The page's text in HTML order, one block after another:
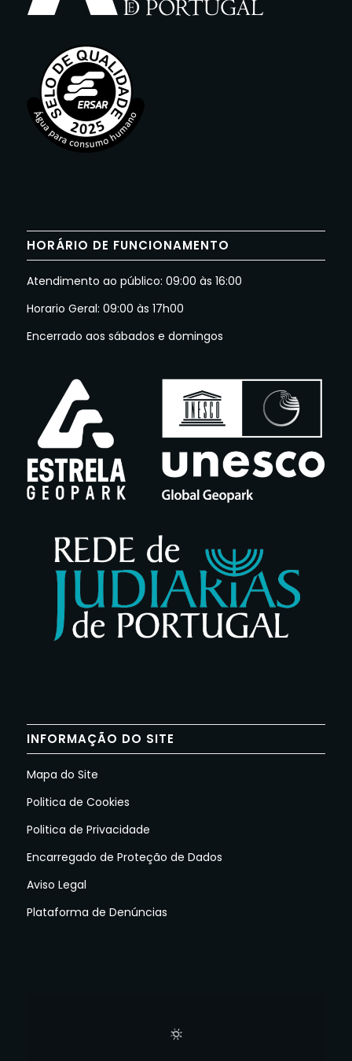
HORÁRIO DE FUNCIONAMENTO
Atendimento ao público: 09:00 às 16:00
Horario Geral: 09:00 às 17h00
Encerrado aos sábados e domingos
INFORMAÇÃO DO SITE
Mapa do Site
Politica de Cookies
Politica de Privacidade
Encarregado de Proteção de Dados
Aviso Legal
Plataforma de Denúncias